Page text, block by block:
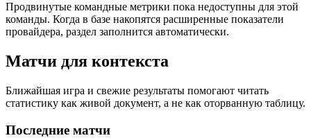
Продвинутые командные метрики пока недоступны для этой
команды. Когда в базе накопятся расширенные показатели
провайдера, раздел заполнится автоматически.
Матчи для контекста
Ближайшая игра и свежие результаты помогают читать
статистику как живой документ, а не как оторванную таблицу.
Последние матчи